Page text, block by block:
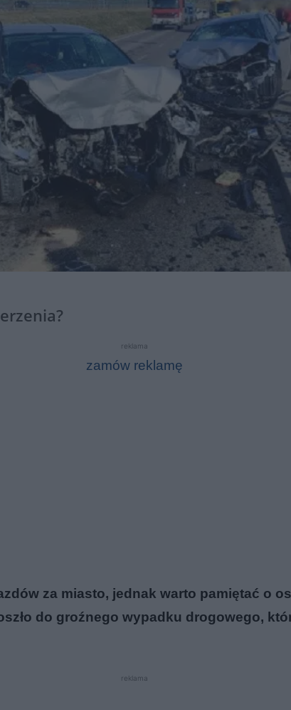
reklama
zamów reklamę
za miasto, jednak warto pamiętać o
do groźnego wypadku drogowego,
reklama